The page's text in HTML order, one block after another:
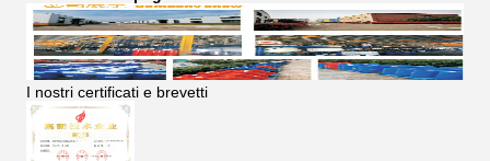
I nostri certificati e brevetti